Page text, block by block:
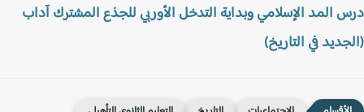
المد الإسلامي وبداية التدخل الأوربي للجذع المشترك آداب
في التاريخ)